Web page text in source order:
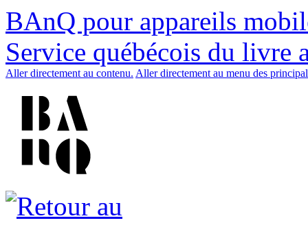
BAnQ pour appareils
Service québécois du livre
Aller directement au contenu. Aller directement au menu des